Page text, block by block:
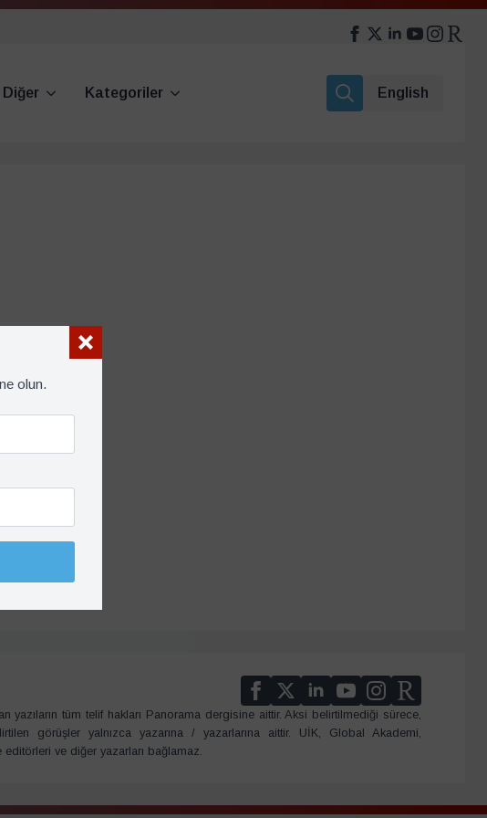
Diğer
Kategoriler
English
yazıların tüm telif hakları Panorama dergisine aittir. Aksi belirtilmediği sürece,
görüşler yalnızca yazarına / yazarlarına aittir. UİK, Global Akademi,
editörleri ve diğer yazarları bağlamaz.
olun.